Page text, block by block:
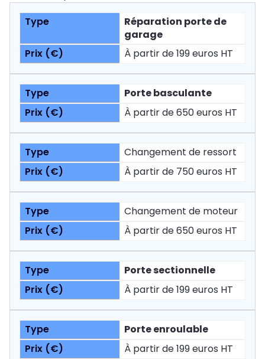
Réparation porte de
garage
À partir de 199 euros HT
Porte basculante
À partir de 650 euros HT
Changement de ressort
À partir de 750 euros HT
Changement de moteur
À partir de 650 euros HT
Porte sectionnelle
À partir de 199 euros HT
Porte enroulable
À partir de 199 euros HT